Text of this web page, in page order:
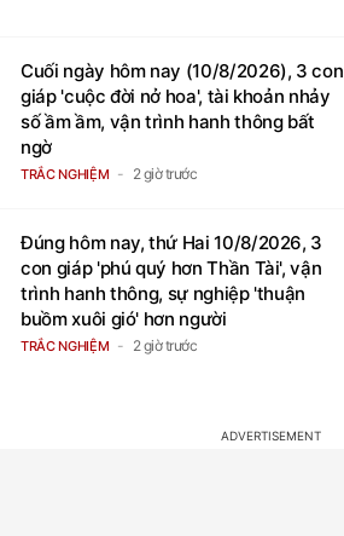
Cuối ngày hôm nay (10/8/2026), 3 con
giáp 'cuộc đời nở hoa', tài khoản nhảy
số ầm ầm, vận trình hanh thông bất
ngờ
TRẮC NGHIỆM 2 giờ trước
Đúng hôm nay, thứ Hai 10/8/2026, 3
con giáp 'phú quý hơn Thần Tài', vận
trình hanh thông, sự nghiệp 'thuận
buồm xuôi gió' hơn người
TRẮC NGHIỆM 2 giờ trước